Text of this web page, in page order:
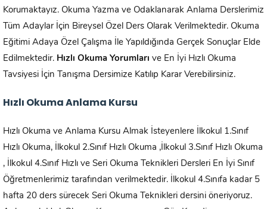
Korumaktayız. Okuma Yazma ve Odaklanarak Anlama Derslerimiz
Tüm Adaylar İçin Bireysel Özel Ders Olarak Verilmektedir. Okuma
Eğitimi Adaya Özel Çalışma İle Yapıldığında Gerçek Sonuçlar Elde
Edilmektedir. Hızlı Okuma Yorumları ve En İyi Hızlı Okuma
Tavsiyesi İçin Tanışma Dersimize Katılıp Karar Verebilirsiniz.
Hızlı Okuma Anlama Kursu
Hızlı Okuma ve Anlama Kursu Almak İsteyenlere İlkokul 1.Sınıf
Hızlı Okuma, İlkokul 2.Sınıf Hızlı Okuma ,İlkokul 3.Sınıf Hızlı Okuma
, İlkokul 4.Sınıf Hızlı ve Seri Okuma Teknikleri Dersleri En İyi Sınıf
Öğretmenlerimiz tarafından verilmektedir. İlkokul 4.Sınıfa kadar 5
hafta 20 ders sürecek Seri Okuma Teknikleri dersini öneriyoruz.